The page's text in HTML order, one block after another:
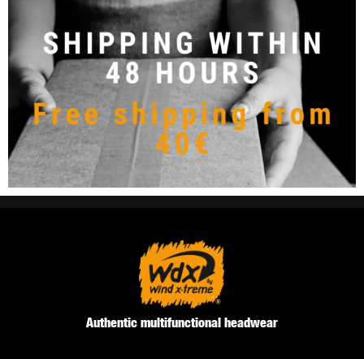
Authentic multifunctional headwear